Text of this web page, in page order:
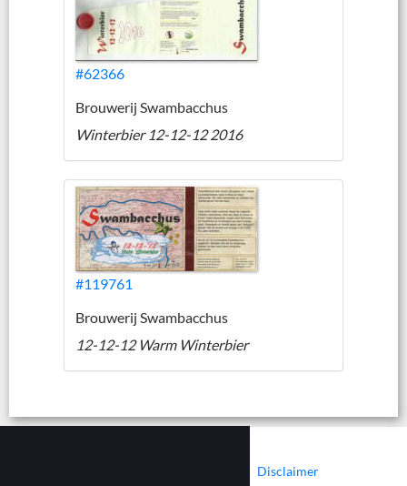
#62366
Brouwerij Swambacchus
Winterbier 12-12-12 2016
#119761
Brouwerij Swambacchus
12-12-12 Warm Winterbier
Disclaimer